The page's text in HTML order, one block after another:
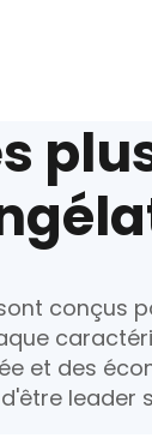
conçus
et des
d'être leader